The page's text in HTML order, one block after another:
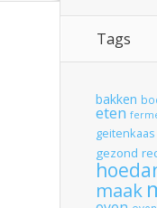
Tags
bakken
eten
geitenkaas
gezond
maak